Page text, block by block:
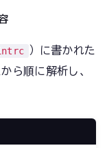
）に書かれた
ら順に解析し、